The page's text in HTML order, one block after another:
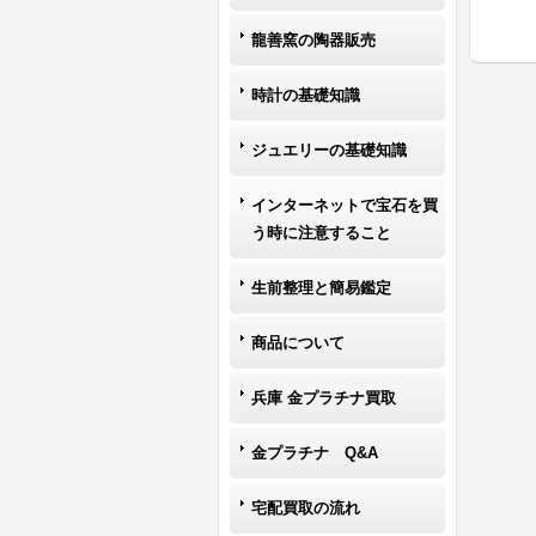
龍善窯の陶器販売
時計の基礎知識
ジュエリーの基礎知識
インターネットで宝石を買
う時に注意すること
生前整理と簡易鑑定
商品について
兵庫 金プラチナ買取
金プラチナ Q&A
宅配買取の流れ